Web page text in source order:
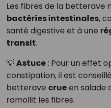
Les fibres de la betterave
bactéries intestinales,
santé digestive et à une
transit.
💡Astuce: Pour un effet
constipation, il est
betterave crueen salade
ramollit les fibres.